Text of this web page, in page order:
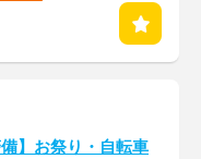
備】お祭り・自転車